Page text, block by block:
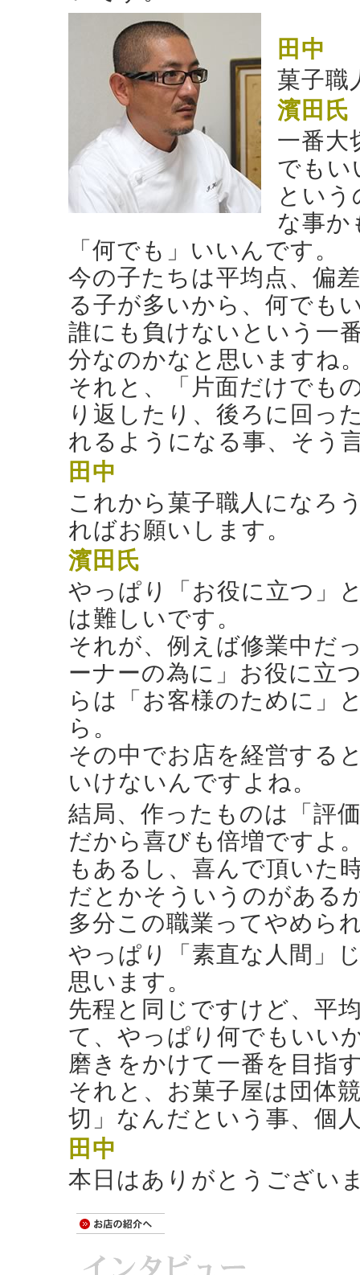
田中
菓子職
濱田氏
一番大
でもい
とい
な事か
「何でも」いいんです。
今の子たちは平均点、偏
る子が多いから、何でも
誰にも負けないという一
分なのかなと思いますね
それと、「片面だけでも
り返したり、後ろに回っ
れるようになる事、そう
田中
これから菓子職人になろ
ればお願いします。
濱田氏
やっぱり「お役に立つ」
は難しいです。
それが、例えば修業中だ
ーナーの為に」お役に立
らは「お客様のために」
ら。
その中でお店を経営する
いけないんですよね。
結局、作ったものは「評
だから喜びも倍増ですよ
もあるし、喜んで頂いた
だとかそういうのがある
多分この職業ってやめら
やっぱり「素直な人間」
思います。
先程と同じですけど、平
て、やっぱり何でもいい
磨きをかけて一番を目指
それと、お菓子屋は団体
切」なんだという事、個
田中
本日はありがとうござい